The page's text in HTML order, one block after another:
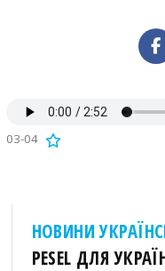
03-04
НОВИНИ
PESEL ДЛЯ